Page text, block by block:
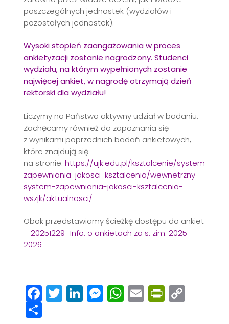
poszczególnych jednostek (wydziałów i
pozostałych jednostek).
Wysoki stopień zaangażowania w proces
ankietyzacji zostanie nagrodzony. Studenci
wydziału, na którym wypełnionych zostanie
najwięcej ankiet, w nagrodę otrzymają dzień
rektorski dla wydziału!
Liczymy na Państwa aktywny udział w badaniu.
Zachęcamy również do zapoznania się
z wynikami poprzednich badań ankietowych,
które znajdują się
na stronie: https://ujk.edu.pl/ksztalcenie/system-
zapewniania-jakosci-ksztalcenia/wewnetrzny-
system-zapewniania-jakosci-ksztalcenia-
wszjk/aktualnosci/
Obok przedstawiamy ścieżkę dostępu do ankiet
– 20251229_Info. o ankietach za s. zim. 2025-
2026
Facebook
Twitter
LinkedIn
Messenger
WhatsApp
Email
Share